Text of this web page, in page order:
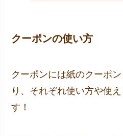
クーポンの使い方
クーポンには紙のクーポ
り、それぞれ使い方や使
す！